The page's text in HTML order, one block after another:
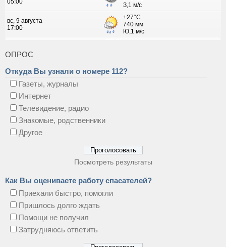
ОПРОС
Откуда Вы узнали о номере 112?
Газеты, журналы
Интернет
Телевидение, радио
Знакомые, родственники
Другое
Посмотреть результаты
Как Вы оцениваете работу спасателей?
Приехали быстро, помогли
Пришлось долго ждать
Помощи не получил
Затрудняюсь ответить